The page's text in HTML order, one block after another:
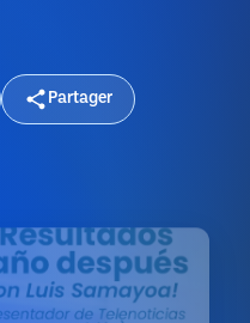
Partager